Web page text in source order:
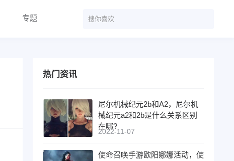
专题
热门资讯
尼尔机械纪元2b和A2，尼尔机
械纪元a2和2b是什么关系区别
在哪?
2022-11-07
使命召唤手游欧阳娜娜活动，使